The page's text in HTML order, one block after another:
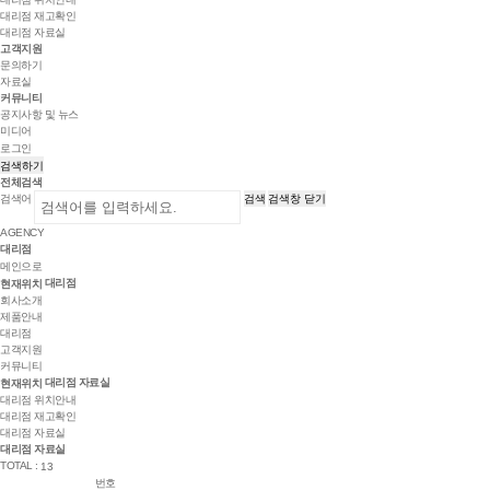
대리점 재고확인
대리점 자료실
고객지원
문의하기
자료실
커뮤니티
공지사항 및 뉴스
미디어
로그인
검색하기
전체검색
검색어
검색 검색창 닫기
AGENCY
대리점
메인으로
현재위치 대리점
회사소개
제품안내
대리점
고객지원
커뮤니티
현재위치 대리점 자료실
대리점 위치안내
대리점 재고확인
대리점 자료실
대리점 자료실
TOTAL : 13
번호